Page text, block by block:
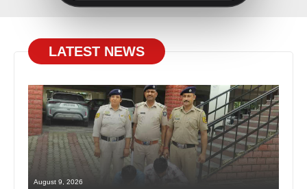
LATEST NEWS
August 9, 2026